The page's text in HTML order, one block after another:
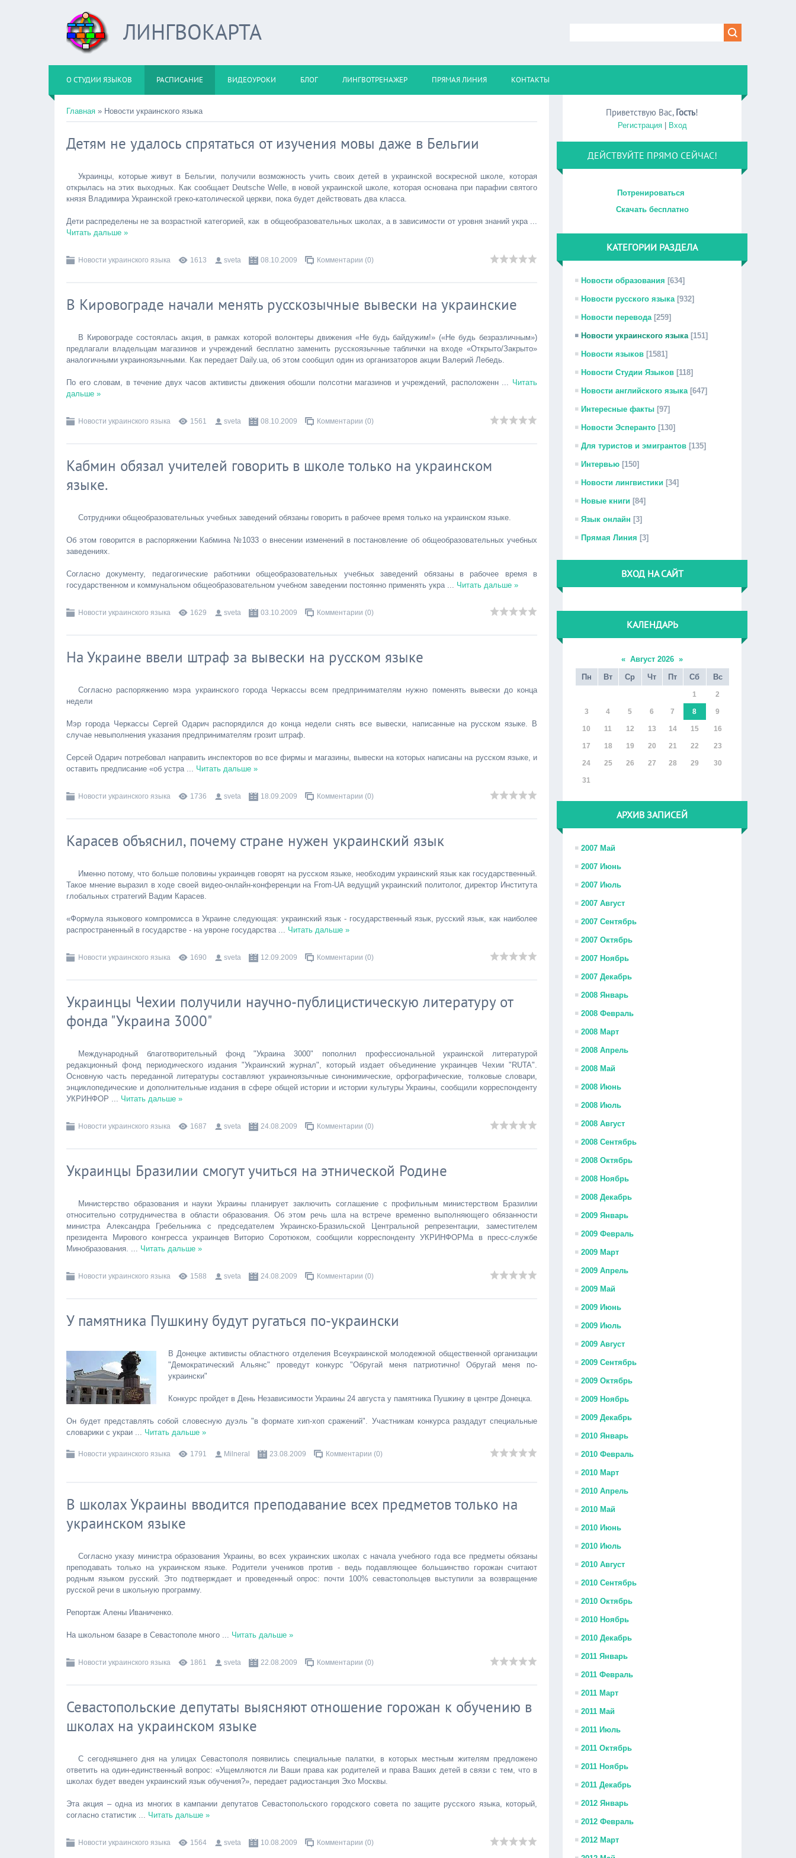
ЛИНГВОКАРТА
О СТУДИИ ЯЗЫКОВ РАСПИСАНИЕ ВИДЕОУРОКИ БЛОГ ЛИНГВОТРЕНАЖЕР ПРЯМАЯ ЛИНИЯ КОНТАКТЫ
Главная » Новости украинского языка
Детям не удалось спрятаться от изучения мовы даже в Бельгии
Украинцы, которые живут в Бельгии, получили возможность учить своих детей в украинской воскресной школе, которая
открылась на этих выходных. Как сообщает Deutsche Welle, в новой украинской школе, которая основана при парафии святого
князя Владимира Украинской греко-католической церкви, пока будет действовать два класса.
Дети распределены не за возрастной категорией, как в общеобразовательных школах, а в зависимости от уровня знаний укра ...
Читать дальше »
Новости украинского языка 1613 sveta 08.10.2009 Комментарии (0)
В Кировограде начали менять русскозычные вывески на украинские
В Кировограде состоялась акция, в рамках которой волонтеры движения «Не будь байдужим!» («Не будь безразличным»)
предлагали владельцам магазинов и учреждений бесплатно заменить русскоязычные таблички на входе «Открыто/Закрыто»
аналогичными украиноязычными. Как передает Daily.ua, об этом сообщил один из организаторов акции Валерий Лебедь.
По его словам, в течение двух часов активисты движения обошли полсотни магазинов и учреждений, расположенн ... Читать
дальше »
Новости украинского языка 1561 sveta 08.10.2009 Комментарии (0)
Кабмин обязал учителей говорить в школе только на украинском
языке.
Сотрудники общеобразовательных учебных заведений обязаны говорить в рабочее время только на украинском языке.
Об этом говорится в распоряжении Кабмина №1033 о внесении изменений в постановление об общеобразовательных учебных
заведениях.
Согласно документу, педагогические работники общеобразовательных учебных заведений обязаны в рабочее время в
государственном и коммунальном общеобразовательном учебном заведении постоянно применять укра ... Читать дальше »
Новости украинского языка 1629 sveta 03.10.2009 Комментарии (0)
На Украине ввели штраф за вывески на русском языке
Согласно распоряжению мэра украинского города Черкассы всем предпринимателям нужно поменять вывески до конца
недели
Мэр города Черкассы Сергей Одарич распорядился до конца недели снять все вывески, написанные на русском языке. В
случае невыполнения указания предпринимателям грозит штраф.
Серсей Одарич потребовал направить инспекторов во все фирмы и магазины, вывески на которых написаны на русском языке, и
оставить предписание «об устра ... Читать дальше »
Новости украинского языка 1736 sveta 18.09.2009 Комментарии (0)
Карасев объяснил, почему стране нужен украинский язык
Именно потому, что больше половины украинцев говорят на русском языке, необходим украинский язык как государственный.
Такое мнение выразил в ходе своей видео-онлайн-конференции на From-UA ведущий украинский политолог, директор Института
глобальных стратегий Вадим Карасев.
«Формула языкового компромисса в Украине следующая: украинский язык - государственный язык, русский язык, как наиболее
распространенный в государстве - на увроне государства ... Читать дальше »
Новости украинского языка 1690 sveta 12.09.2009 Комментарии (0)
Украинцы Чехии получили научно-публицистическую литературу от
фонда "Украина 3000"
Международный благотворительный фонд "Украина 3000" пополнил профессиональной украинской литературой
редакционный фонд периодического издания "Украинский журнал", который издает объединение украинцев Чехии "RUTA".
Основную часть переданной литературы составляют украиноязычные синонимические, орфографические, толковые словари,
энциклопедические и дополнительные издания в сфере общей истории и истории культуры Украины, сообщили корреспонденту
УКРИНФОР ... Читать дальше »
Новости украинского языка 1687 sveta 24.08.2009 Комментарии (0)
Украинцы Бразилии смогут учиться на этнической Родине
Министерство образования и науки Украины планирует заключить соглашение с профильным министерством Бразилии
относительно сотрудничества в области образования. Об этом речь шла на встрече временно выполняющего обязанности
министра Александра Гребельника с председателем Украинско-Бразильской Центральной репрезентации, заместителем
президента Мирового конгресса украинцев Виторио Соротюком, сообщили корреспонденту УКРИНФОРМа в пресс-службе
Минобразования. ... Читать дальше »
Новости украинского языка 1588 sveta 24.08.2009 Комментарии (0)
У памятника Пушкину будут ругаться по-украински
В Донецке активисты областного отделения Всеукраинской молодежной общественной организации
"Демократический Альянс" проведут конкурс "Обругай меня патриотично! Обругай меня по-
украински"
Конкурс пройдет в День Независимости Украины 24 августа у памятника Пушкину в центре Донецка.
Он будет представлять собой словесную дуэль "в формате хип-хоп сражений". Участникам конкурса раздадут специальные
словарики с украи ... Читать дальше »
Новости украинского языка 1791 Milneral 23.08.2009 Комментарии (0)
В школах Украины вводится преподавание всех предметов только на
украинском языке
Согласно указу министра образования Украины, во всех украинских школах с начала учебного года все предметы обязаны
преподавать только на украинском языке. Родители учеников против - ведь подавляющее большинство горожан считают
родным языком русский. Это подтверждает и проведенный опрос: почти 100% севастопольцев выступили за возвращение
русской речи в школьную программу.
Репортаж Алены Иваниченко.
На школьном базаре в Севастополе много ... Читать дальше »
Новости украинского языка 1861 sveta 22.08.2009 Комментарии (0)
Севастопольские депутаты выясняют отношение горожан к обучению в
школах на украинском языке
С сегодняшнего дня на улицах Севастополя появились специальные палатки, в которых местным жителям предложено
ответить на один-единственный вопрос: «Ущемляются ли Ваши права как родителей и права Ваших детей в связи с тем, что в
школах будет введен украинский язык обучения?», передает радиостанция Эхо Москвы.
Эта акция – одна из многих в кампании депутатов Севастопольского городского совета по защите русского языка, который,
согласно статистик ... Читать дальше »
Новости украинского языка 1564 sveta 10.08.2009 Комментарии (0)
Приветствую Вас, Гость!
Регистрация| Вход
ДЕЙСТВУЙТЕ ПРЯМО СЕЙЧАС!
Потренироваться
Скачать бесплатно
КАТЕГОРИИ РАЗДЕЛА
Новости образования [634]
Новости русского языка [932]
Новости перевода [259]
Новости украинского языка [151]
Новости языков [1581]
Новости Студии Языков [118]
Новости английского языка [647]
Интересные факты [97]
Новости Эсперанто [130]
Для туристов и эмигрантов [135]
Интервью [150]
Новости лингвистики [34]
Новые книги [84]
Язык онлайн [3]
Прямая Линия [3]
ВХОД НА САЙТ
КАЛЕНДАРЬ
« Август 2026 »
Пн
Вт Ср Чт Пт Сб Вс
1 2
3 4 5 6 7 8 9
10 11 12 13 14 15 16
17 18 19 20 21 22 23
24 25 26 27 28 29 30
31
АРХИВ ЗАПИСЕЙ
2007 Май
2007 Июнь
2007 Июль
2007 Август
2007 Сентябрь
2007 Октябрь
2007 Ноябрь
2007 Декабрь
2008 Январь
2008 Февраль
2008 Март
2008 Апрель
2008 Май
2008 Июнь
2008 Июль
2008 Август
2008 Сентябрь
2008 Октябрь
2008 Ноябрь
2008 Декабрь
2009 Январь
2009 Февраль
2009 Март
2009 Апрель
2009 Май
2009 Июнь
2009 Июль
2009 Август
2009 Сентябрь
2009 Октябрь
2009 Ноябрь
2009 Декабрь
2010 Январь
2010 Февраль
2010 Март
2010 Апрель
2010 Май
2010 Июнь
2010 Июль
2010 Август
2010 Сентябрь
2010 Октябрь
2010 Ноябрь
2010 Декабрь
2011 Январь
2011 Февраль
2011 Март
2011 Май
2011 Июль
2011 Октябрь
2011 Ноябрь
2011 Декабрь
2012 Январь
2012 Февраль
2012 Март